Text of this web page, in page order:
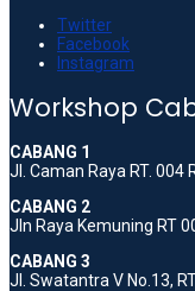
Twitter
Facebook
Instagram
Workshop
CABANG 1
Jl. Caman Raya RT. 004
CABANG 2
Jln Raya Kemuning RT
CABANG 3
Jl. Swatantra V No.13,